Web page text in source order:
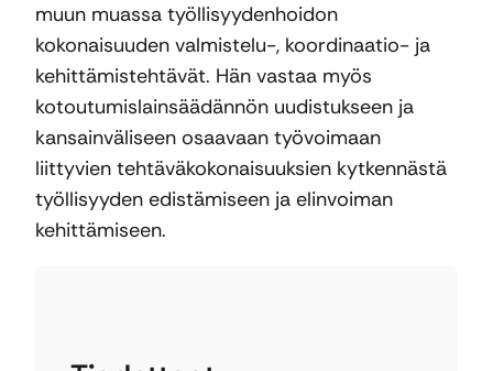
muun muassa työllisyydenhoidon
kokonaisuuden valmistelu-, koordinaatio- ja
kehittämistehtävät. Hän vastaa myös
kotoutumislainsäädännön uudistukseen ja
kansainväliseen osaavaan työvoimaan
liittyvien tehtäväkokonaisuuksien kytkennästä
työllisyyden edistämiseen ja elinvoiman
kehittämiseen.